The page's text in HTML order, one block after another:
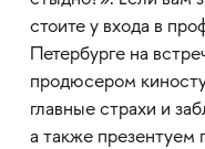
стоите у входа в
Петербурге на
продюсером
главные страхи и
а также презентуем